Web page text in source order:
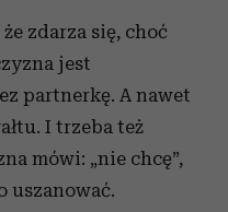
zdarza się, choć
jest
partnerkę. A nawet
I trzeba też
mówi: „nie chcę”,
uszanować.